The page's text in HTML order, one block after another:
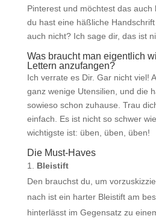
Pinterest und möchtest das auch
du hast eine häßliche
auch nicht? Ich sage dir, das ist
Was braucht man eigentlich
Lettern anzufangen?
Ich verrate es Dir. Gar nicht viel!
ganz wenige Utensilien, und die
sowieso schon zuhause. Trau
einfach. Es ist nicht so schwer
wichtigste ist: üben, üben, üben!
Die Must-Haves
Bleistift
Den brauchst du, um
nach ist ein harter Bleistift am
hinterlässt im Gegensatz zu